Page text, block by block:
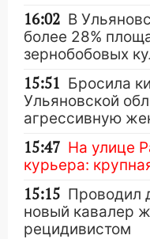
16:02 В
более 28%
зернобобовых
15:51 Бросила
Ульяновской
агрессивную
15:47 На улице
курьера:
15:15 Проводил
новый кавалер
рецидивистом